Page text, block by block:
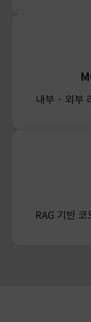
사용자가 직
가능하며, 명
내부 · 외부
RAG 기반